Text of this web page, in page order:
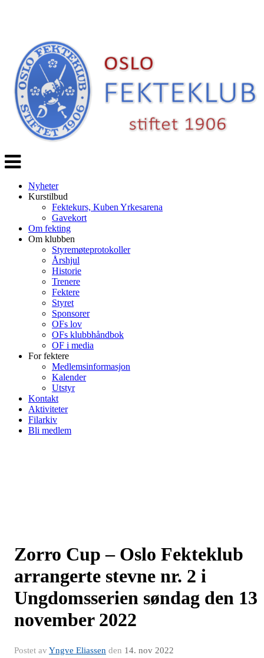
Veksle
navigasjon
Nyheter
Kurstilbud
Fektekurs, Kuben Yrkesarena
Gavekort
Om fekting
Om klubben
Styremøteprotokoller
Årshjul
Historie
Trenere
Fektere
Styret
Sponsorer
OFs lov
OFs klubbhåndbok
OF i media
For fektere
Medlemsinformasjon
Kalender
Utstyr
Kontakt
Aktiviteter
Filarkiv
Bli medlem
Zorro Cup – Oslo Fekteklub
arrangerte stevne nr. 2 i
Ungdomsserien søndag den 13
november 2022
Postet av Yngve Eliassen den 14. nov 2022